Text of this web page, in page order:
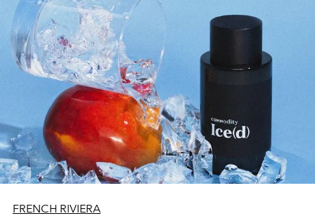
FRENCH RIVIERA